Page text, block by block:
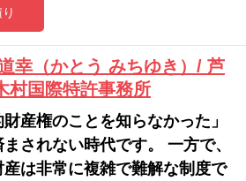
幸（かとう みちゆき）/ 芦
村国際特許事務所
財産権のことを知らなかった」
されない時代です。 一方で、
産は非常に複雑で難解な制度で